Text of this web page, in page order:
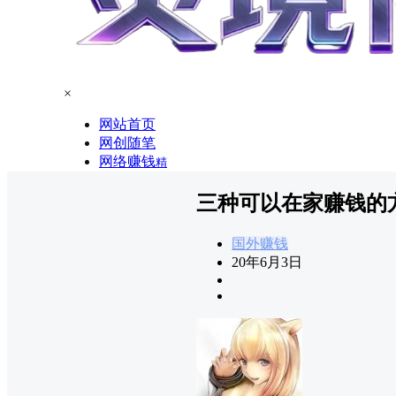
×
网站首页
网创随笔
网络赚钱精
三种可以在家赚钱的
国外赚钱
20年6月3日